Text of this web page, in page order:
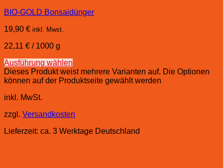
BIO-GOLD Bonsaidünger
19,90 € inkl. Mwst.
22,11 € / 1000 g
Ausführung wählen
Dieses Produkt weist mehrere Varianten auf. Die Optionen
können auf der Produktseite gewählt werden
inkl. MwSt.
zzgl. Versandkosten
Lieferzeit: ca. 3 Werktage Deutschland